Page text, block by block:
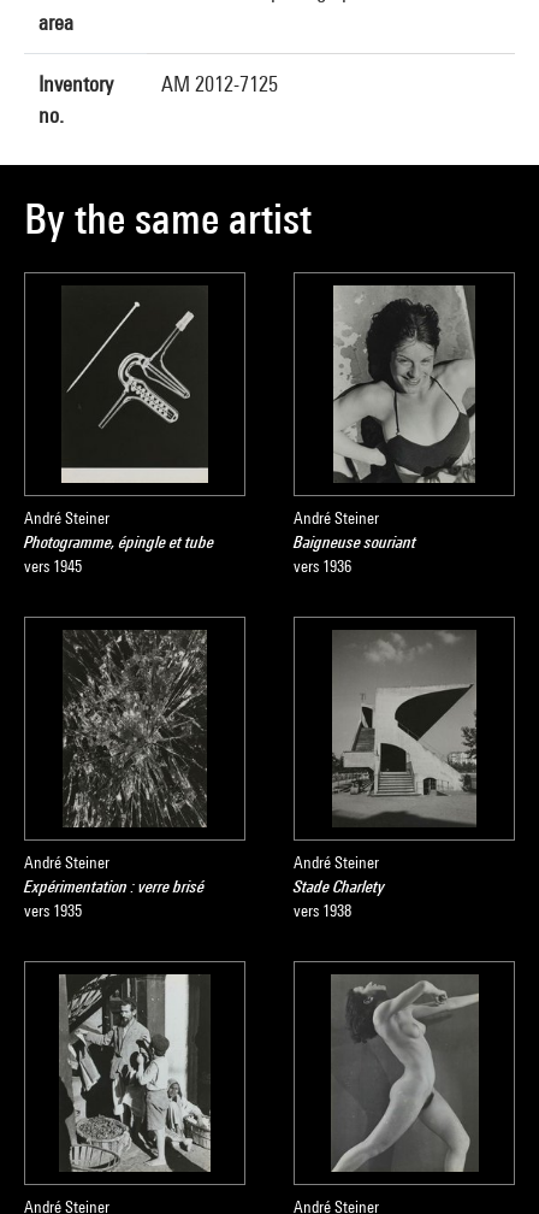
area
Inventory
no.
AM 2012-7125
By the same artist
André Steiner
Photogramme, épingle et tube
vers 1945
André Steiner
Baigneuse souriant
vers 1936
André Steiner
Expérimentation : verre brisé
vers 1935
André Steiner
Stade Charlety
vers 1938
André Steiner
André Steiner